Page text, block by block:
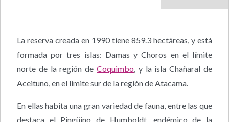
La reserva creada en 1990 tiene 859.3 hectáreas, y está
formada por tres islas: Damas y Choros en el límite
norte de la región de Coquimbo , y la isla Chañaral de
Aceituno, en el límite sur de la región de Atacama.
En ellas habita una gran variedad de fauna, entre las que
destaca el Pingüino de Humboldt, endémico de la